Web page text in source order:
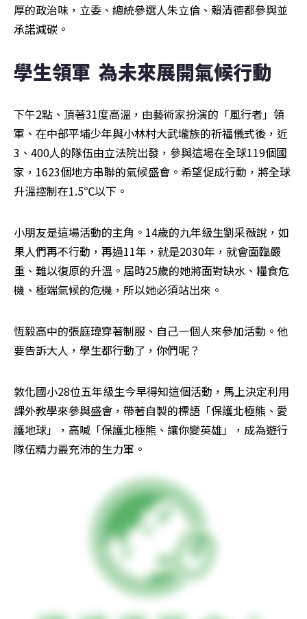
厚的政治味，立委、總統參選人朱立倫、賴清德都參與並
承諾減碳。
學生領軍  為未來展開氣候行動
下午2點、頂著31度高溫，由藝術家扮演的「風行者」領
軍、在中部平埔少年與小林村大武壠族的祈福儀式後，近
3、400人的隊伍由立法院出發，參與這場在全球119個國
家，1623個地方串聯的氣候盛會。希望促成行動，將全球
升溫控制在1.5℃以下。
小朋友是這場活動的主角。14歲的九年級生劉采薇說，如
果人們再不行動，再過11年，就是2030年，就會面臨嚴
重、難以復原的升溫。屆時25歲的她將面對缺水、糧食危
機、極端氣候的危機，所以她必須站出來。
恆毅高中的張庭瑋穿著制服、自己一個人來參加活動。他
要告訴大人，學生都行動了，你們呢？
敦化國小28位五年級生今早得知這個活動，馬上決定利用
課外教學來參與盛會，帶著自製的標語「保護北極熊、愛
護地球」，高喊「保護北極熊、讓你變英雄」，成為遊行
隊伍精力最充沛的生力軍。